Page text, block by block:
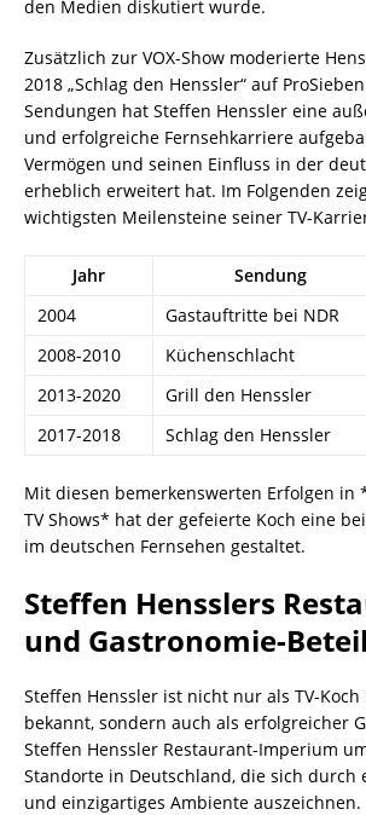
den Medien diskutiert wurde.
Zusätzlich zur VOX-Show moderierte
2018 „Schlag den Henssler“ auf
Sendungen hat Steffen Henssler eine
und erfolgreiche Fernsehkarriere
Vermögen und seinen Einfluss in der
erheblich erweitert hat. Im Folgenden
wichtigsten Meilensteine seiner TV-
Jahr Sendung
2004
Gastauftritte bei NDR
2008-2010
Küchenschlacht
2013-2020
Grill den Henssler
2017-2018
Schlag den Henssler
Mit diesen bemerkenswerten Erfolgen in
TV Shows* hat der gefeierte Koch eine
im deutschen Fernsehen gestaltet.
Steffen Hensslers
und Gastronomie-
Steffen Henssler ist nicht nur als TV-
bekannt, sondern auch als erfolgreicher
Steffen Henssler Restaurant-Imperium
Standorte in Deutschland, die sich durch
und einzigartiges Ambiente auszeichnen.